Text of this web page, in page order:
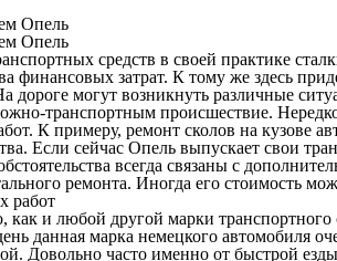
Опель
Опель
средств в своей практике
финансовых затрат. К тому же здесь
дороге могут возникнуть различные
транспортным происшествие.
К примеру, ремонт сколов на кузове
Если сейчас Опель выпускает свои
всегда связаны с
ремонта. Иногда его стоимость
работ
как и любой другой марки
данная марка немецкого автомобиля
Довольно часто именно от быстрой